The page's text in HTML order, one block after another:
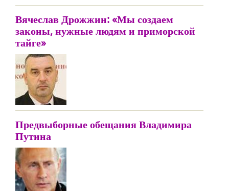
Вячеслав Дрожжин: «Мы создаем
законы, нужные людям и приморской
тайге»
Предвыборные обещания Владимира
Путина